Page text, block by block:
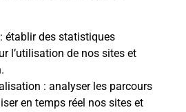
: établir des statistiques
l’utilisation de nos sites et
: analyser les parcours
en temps réel nos sites et